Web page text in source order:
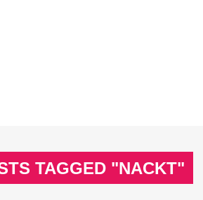
TAGGED "NACKT"